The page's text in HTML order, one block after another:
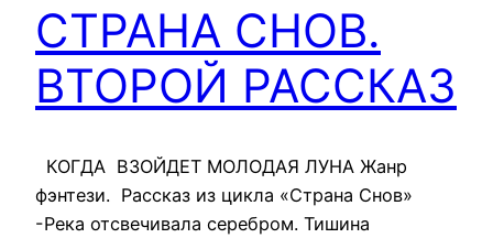
СТРАНА СНОВ.
ВТОРОЙ РАССКАЗ
КОГДА ВЗОЙДЕТ МОЛОДАЯ ЛУНА Жанр
фэнтези. Рассказ из цикла «Страна Снов»
-Река отсвечивала серебром. Тишина